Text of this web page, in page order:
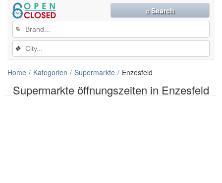
Supermarkte öffnungszeiten in Enzesfeld
✎
❖
⌕ Search
Home Kategorien Supermarkte Enzesfeld